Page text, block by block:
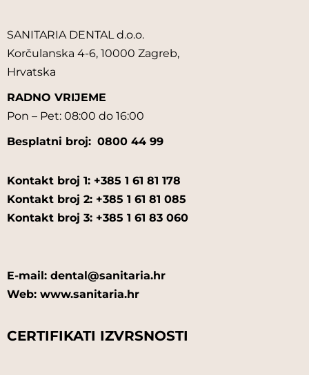
SANITARIA DENTAL d.o.o.
Korčulanska 4-6, 10000 Zagreb,
Hrvatska
RADNO VRIJEME
Pon – Pet: 08:00 do 16:00
Besplatni broj: 0800 44 99
Kontakt broj 1: +385 1 61 81 178
Kontakt broj 2: +385 1 61 81 085
Kontakt broj 3: +385 1 61 83 060
E-mail: dental@sanitaria.hr
Web: www.sanitaria.hr
CERTIFIKATI IZVRSNOSTI